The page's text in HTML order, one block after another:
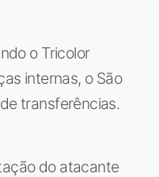
o Tricolor
internas, o São
transferências.
do atacante